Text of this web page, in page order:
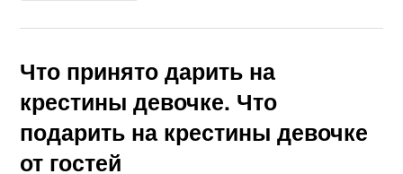
Что принято дарить на
крестины девочке. Что
подарить на крестины девочке
от гостей